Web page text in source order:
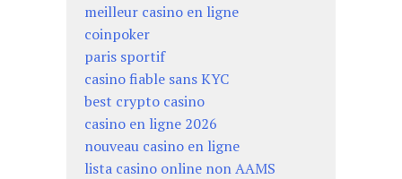
meilleur casino en ligne
coinpoker
paris sportif
casino fiable sans KYC
best crypto casino
casino en ligne 2026
nouveau casino en ligne
lista casino online non AAMS